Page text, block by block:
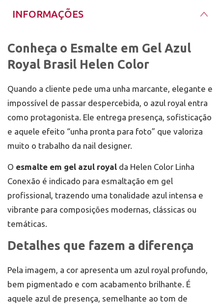
Aplique o esmalte em gel em camadas finas e
sensibilização.
Faça a secagem em cabine LED/UV e, se necessário,
repita a aplicação para intensificar a cobertura.
Finalize com top coat compatível, sele bem a borda
livre e faça a cura completa em cabine.
Mantenha o frasco sempre bem fechado, em
temperatura ambiente e longe da luz solar, luz UV
na aplicação.
Após o uso, limpe o excesso de produto do bocal
antes de fechar. Esse cuidado evita acúmulo,
contaminação e dificuldade para abrir o frasco nos
próximos atendimentos.
Garanta o seu na Mix da Jo
Compre com quem entende de unhas desde 2011. Na
Mix da Jo
,somos especialistas em esmalte em gel
com a maior variedade de todo o Rio Grande do sul.
INFORMAÇÕES
Conheça o Esmalte em Gel Azul
Royal Brasil Helen Color
Quando a cliente pede uma unha marcante, elegante e
impossível de passar despercebida, o azul royal entra
como protagonista. Ele entrega presença, sofisticação
e aquele efeito “unha pronta para foto” que valoriza
muito o trabalho da nail designer.
O esmalte em gel azul royal da Helen Color Linha
Conexão é indicado para esmaltação em gel
profissional, trazendo uma tonalidade azul intensa e
vibrante para composições modernas, clássicas ou
temáticas.
Detalhes que fazem a diferença
Pela imagem, a cor apresenta um azul royal profundo,
bem pigmentado e com acabamento brilhante. É
aquele azul de presença, semelhante ao tom de